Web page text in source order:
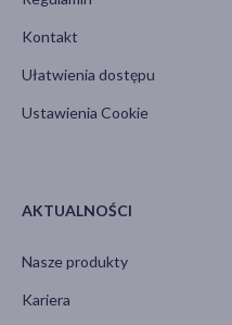
Kontakt
Ułatwienia dostępu
Ustawienia Cookie
AKTUALNOŚCI
Nasze produkty
Kariera